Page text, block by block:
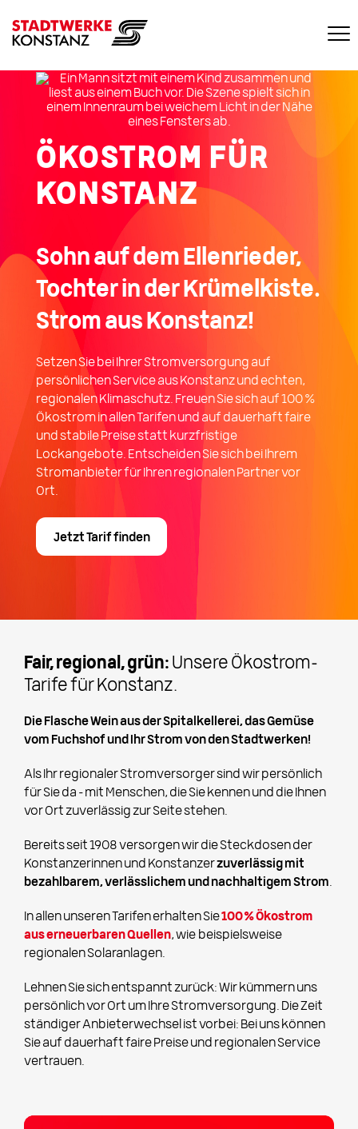
ÖKOSTROM FÜR
KONSTANZ
Sohn auf dem Ellenrieder,
Tochter in der Krümelkiste.
Strom aus Konstanz!
Setzen Sie bei Ihrer Stromversorgung auf
persönlichen Service aus Konstanz und echten,
regionalen Klimaschutz. Freuen Sie sich auf 100 %
Ökostrom in allen Tarifen und auf dauerhaft faire
und stabile Preise statt kurzfristige
Lockangebote. Entscheiden Sie sich bei Ihrem
Stromanbieter für Ihren regionalen Partner vor
Ort.
Jetzt Tarif finden
Fair, regional, grün: Unsere Ökostrom-
Tarife für Konstanz.
Die Flasche Wein aus der Spitalkellerei, das Gemüse
vom Fuchshof und Ihr Strom von den Stadtwerken!
Als Ihr regionaler Stromversorger sind wir persönlich
für Sie da – mit Menschen, die Sie kennen und die Ihnen
vor Ort zuverlässig zur Seite stehen.
Bereits seit 1908 versorgen wir die Steckdosen der
Konstanzerinnen und Konstanzerzuverlässig mit
bezahlbarem, verlässlichem und nachhaltigem Strom.
In allen unseren Tarifen erhalten Sie100 % Ökostrom
aus erneuerbaren Quellen, wie beispielsweise
regionalen Solaranlagen.
Lehnen Sie sich entspannt zurück: Wir kümmern uns
persönlich vor Ort um Ihre Stromversorgung. Die Zeit
ständiger Anbieterwechsel ist vorbei: Bei uns können
Sie auf dauerhaft faire Preise und regionalen Service
vertrauen.